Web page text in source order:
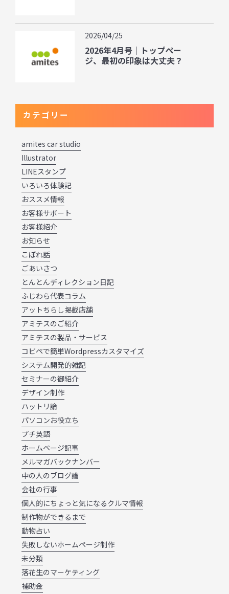
2026/04/25
2026年4月号｜トップペー
ジ、最初の印象は大丈夫？
カテゴリー
amites car studio
Illustrator
LINEスタンプ
いろいろ体験記
おススメ情報
お客様サポート
お客様紹介
お知らせ
こぼれ話
ごあいさつ
とんとんディレクション日記
ふじわら代表コラム
アットちらし掲載店舗
アミテスのご紹介
アミテスの製品・サービス
コピペで簡単Wordpressカスタマイズ
システム開発的雑記
セミナーの御紹介
デザイン制作
ハットリ論
パソコンお役立ち
プチ英語
ホームページ記事
メルマガバックナンバー
中の人のブログ論
会社の行事
個人的にちょっと気になるクルマ情報
制作物ができるまで
動物占い
失敗しないホームページ制作
未分類
落花生のマーケティング
補助金